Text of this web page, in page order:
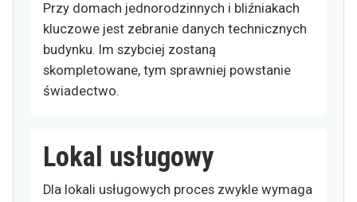
Przy domach jednorodzinnych i bliźniakach
kluczowe jest zebranie danych technicznych
budynku. Im szybciej zostaną
skompletowane, tym sprawniej powstanie
świadectwo.
Lokal usługowy
Dla lokali usługowych proces zwykle wymaga